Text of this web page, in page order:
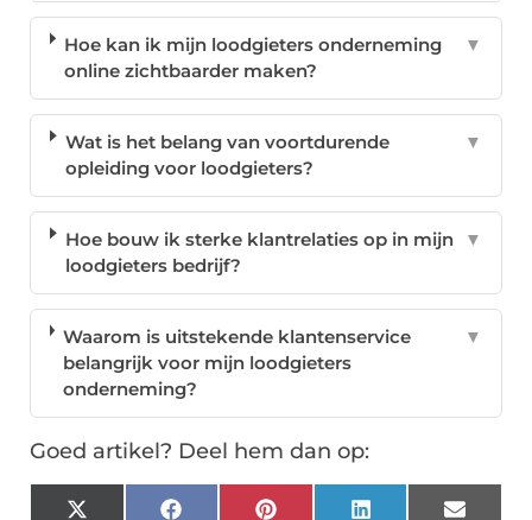
Hoe kan ik mijn loodgieters onderneming
online zichtbaarder maken?
▼
Wat is het belang van voortdurende
opleiding voor loodgieters?
▼
Hoe bouw ik sterke klantrelaties op in mijn
loodgieters bedrijf?
▼
Waarom is uitstekende klantenservice
belangrijk voor mijn loodgieters
onderneming?
▼
Goed artikel? Deel hem dan op: